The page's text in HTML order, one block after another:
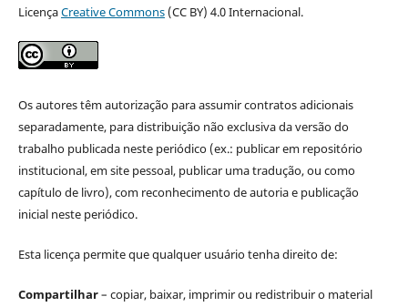
LicençaCreative Commons(CC BY) 4.0 Internacional.
Os autores têm autorização para assumir contratos adicionais
separadamente, para distribuição não exclusiva da versão do
trabalho publicada neste periódico (ex.: publicar em repositório
institucional, em site pessoal, publicar uma tradução, ou como
capítulo de livro), com reconhecimento de autoria e publicação
inicial neste periódico.
Esta licença permite que qualquer usuário tenha direito de:
Compartilhar– copiar, baixar, imprimir ou redistribuir o material